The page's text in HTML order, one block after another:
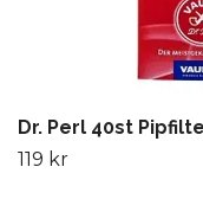
Dr. Perl 40st
119 kr